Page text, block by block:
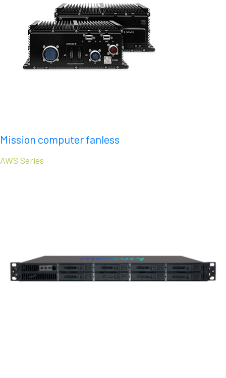
Mission computer fanless
AWS Series